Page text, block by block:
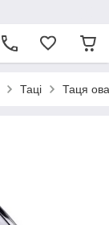
Таці Таця